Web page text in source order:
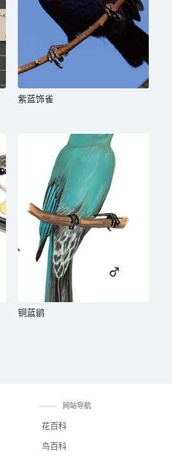
紫蓝饰雀
铜蓝鹟
网站导航
花百科
鸟百科